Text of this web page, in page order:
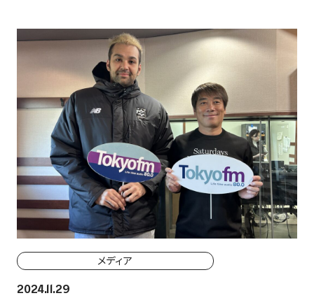
メディア
2024.11.29